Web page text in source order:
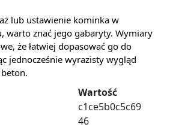
lub ustawienie kominka w
warto znać jego gabaryty. Wymiary
że łatwiej dopasować go do
jednocześnie wyrazisty wygląd
Wartość
c1ce5b0c5c69
46